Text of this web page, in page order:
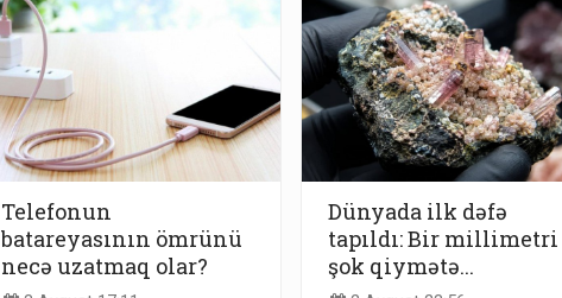
Telefonun
batareyasının ömrünü
necə uzatmaq olar?
Dünyada ilk dəfə
tapıldı: Bir millimetri
şok qiymətə...